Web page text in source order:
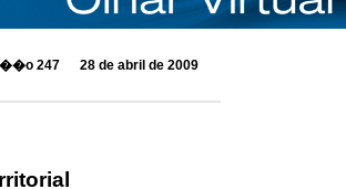
247 28 de abril de 2009